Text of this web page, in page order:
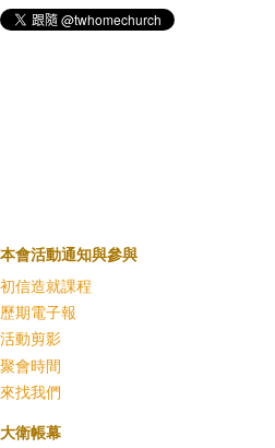
本會活動通知與參與
初信造就課程
歷期電子報
活動剪影
聚會時間
來找我們
大衛帳幕